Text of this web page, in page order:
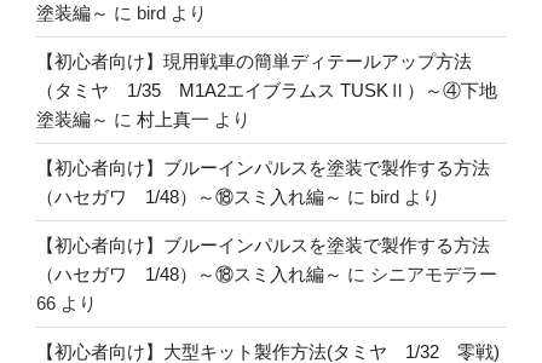
塗装編～ に bird より
【初心者向け】現用戦車の簡単ディテールアップ方法
（タミヤ 1/35 M1A2エイブラムス TUSKⅡ）～④下地
塗装編～ に 村上真一 より
【初心者向け】ブルーインパルスを塗装で製作する方法
（ハセガワ 1/48）～⑱スミ入れ編～ に bird より
【初心者向け】ブルーインパルスを塗装で製作する方法
（ハセガワ 1/48）～⑱スミ入れ編～ に シニアモデラー
66 より
【初心者向け】大型キット製作方法(タミヤ 1/32 零戦)